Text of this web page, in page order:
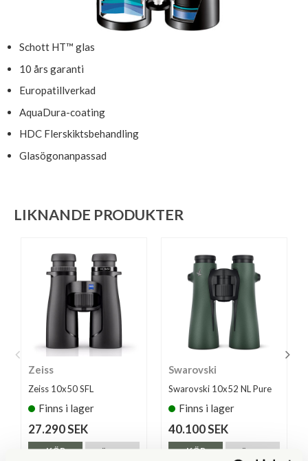
Schott HT™ glas
10 års garanti
Europatillverkad
AquaDura-coating
HDC Flerskiktsbehandling
Glasögonanpassad
LIKNANDE PRODUKTER
Zeiss
Zeiss 10x50 SFL
Finns i lager
27.290 SEK
LÄS MER
KÖP
Swarovski
Swarovski 10x52 NL Pure
Finns i lager
40.100 SEK
LÄS MER
KÖP